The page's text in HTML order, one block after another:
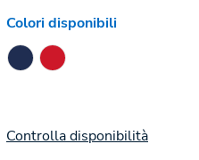
Colori disponibili
Controlla disponibilità